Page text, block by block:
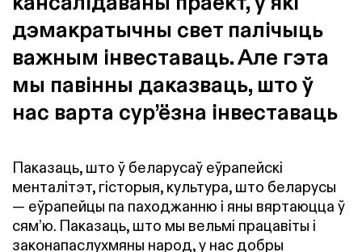
дэмакратычны свет палічыць
важным інвеставаць. Але гэта
мы павінны даказваць, што ў
нас варта сур’ёзна інвеставаць
Паказаць, што ў беларусаў еўрапейскі
менталітэт, гісторыя, культура, што беларусы
— еўрапейцы па паходжанню і яны вяртаюцца ў
сям’ю. Паказаць, што мы вельмі працавіты і
законапаслухмяны народ, у нас добры